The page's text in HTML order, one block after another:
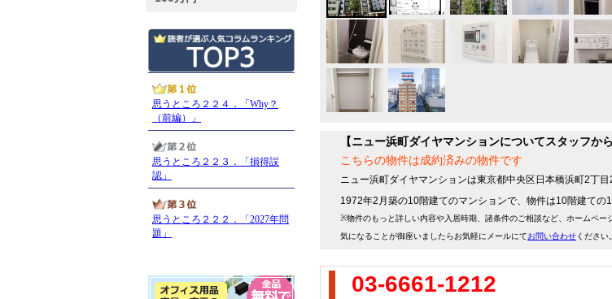
【ニュー浜町ダイヤマンションについてスタッフか
こちらの物件は成約済みの物件です
ニュー浜町ダイヤマンションは東京都中央区日本橋浜町2丁
1972年2月築の10階建てのマンションで、物件は10階建ての
※物件のもっと詳しい内容や入居時期、諸条件のご相談など、ホームペー
気になることが御座いましたらお気軽にメールにてお問い合わせください。
03-6661-1212